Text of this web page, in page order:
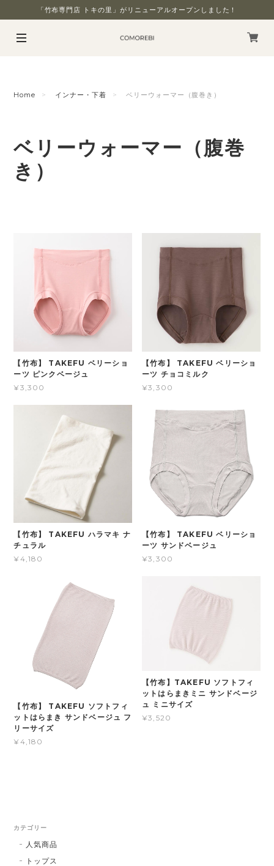
「竹布専門店 トキの里」がリニューアルオープンしました！
Home インナー・下着 ベリーウォーマー（腹巻き）
ベリーウォーマー（腹巻
き）
【竹布】 TAKEFU ベリーショ
ーツ ピンクベージュ
¥3,300
【竹布】 TAKEFU ベリーショ
ーツ チョコミルク
¥3,300
【竹布】 TAKEFU ハラマキ ナ
チュラル
¥4,180
【竹布】 TAKEFU ベリーショ
ーツ サンドベージュ
¥3,300
【竹布】 TAKEFU ソフトフィ
ットはらまき サンドベージュ フ
リーサイズ
¥4,180
【竹布】TAKEFU ソフトフィ
ットはらまきミニ サンドベージ
ュ ミニサイズ
¥3,520
カテゴリー
人気商品
トップス